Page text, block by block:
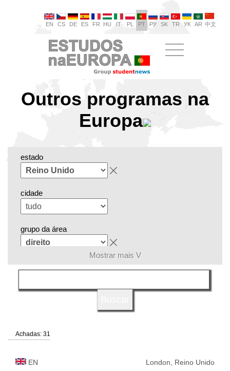
EN CS DE ES FR HU IT PL PT РУ SK TR УК AR 中文
Outros programas na
Europa
estado
cidade
grupo da área
língua
status de universidade
Mostrar mais V
Achadas: 31
EN London, Reino Unido